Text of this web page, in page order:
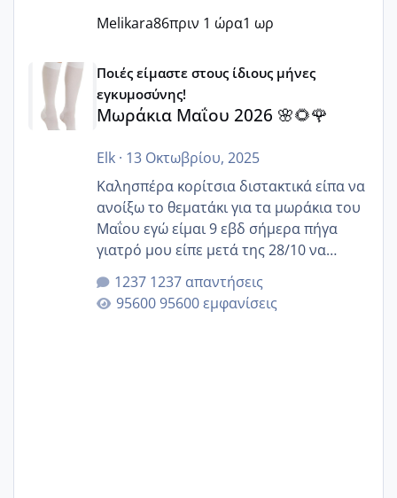
Melikara86πριν 1 ώρα1 ωρ
Μωράκια Μαΐου 2026 🌸🌻🌹
Ποιές είμαστε στους ίδιους μήνες
εγκυμοσύνης!
Μωράκια Μαΐου 2026 🌸🌻🌹
Elk· 13 Οκτωβρίου, 2025
Καλησπέρα κορίτσια διστακτικά είπα να
ανοίξω το θεματάκι για τα μωράκια του
Μαΐου εγώ είμαι 9 εβδ σήμερα πήγα
γιατρό μου είπε μετά της 28/10 να
κλείσω ραντεβού για την αυχενική είναι
καμιά άλλη κοπέλα να γεννάει Μάιο ;;
1237 απαντήσεις
95600 εμφανίσεις